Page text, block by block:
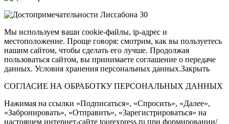
Мы используем ваши cookie-файлы, ip-адрес и
местоположение. Проще говоря: смотрим, как вы пользуетесь
нашим сайтом, чтобы сделать его лучше. Продолжая
пользоваться сайтом, вы принимаете соглашение о передаче
данных. Условия хранения персональных данных.Закрыть
СОГЛАСИЕ НА ОБРАБОТКУ ПЕРСОНАЛЬНЫХ ДАННЫХ
Нажимая на ссылки «Подписаться», «Спросить», «Далее»,
«Забронировать», «Отправить», «Зарегистрироваться» на
настоящем интернет-сайте tourexpress.ru при формировании/